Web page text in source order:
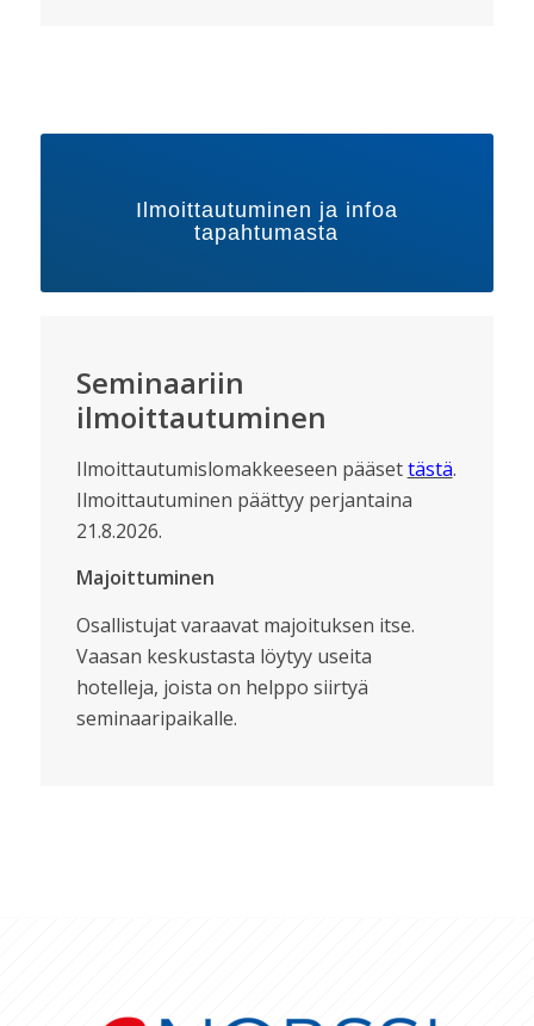
Ilmoittautuminen ja infoa
tapahtumasta
Seminaariin
ilmoittautuminen
Ilmoittautumislomakkeeseen pääsettästä.
Ilmoittautuminen päättyy perjantaina
21.8.2026.
Majoittuminen
Osallistujat varaavat majoituksen itse.
Vaasan keskustasta löytyy useita
hotelleja, joista on helppo siirtyä
seminaaripaikalle.